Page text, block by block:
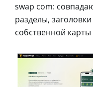
swap com:
разделы,
собственной